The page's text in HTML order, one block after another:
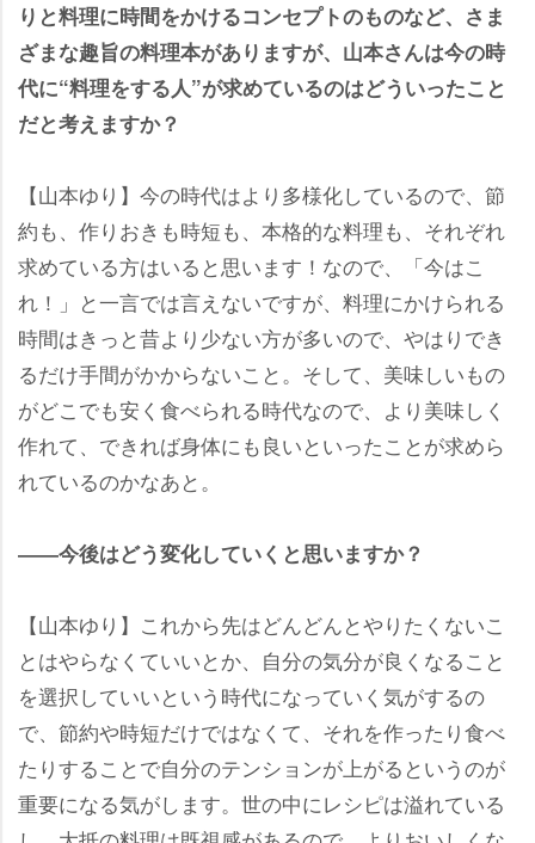
りと料理に時間をかけるコンセプトのものなど、さま
ざまな趣旨の料理本がありますが、山本さんは今の時
代に“料理をする人”が求めているのはどういったこと
だと考えますか？
【山本ゆり】今の時代はより多様化しているので、節
約も、作りおきも時短も、本格的な料理も、それぞれ
求めている方はいると思います！なので、「今はこ
れ！」と一言では言えないですが、料理にかけられる
時間はきっと昔より少ない方が多いので、やはりでき
るだけ手間がかからないこと。そして、美味しいもの
がどこでも安く食べられる時代なので、より美味しく
作れて、できれば身体にも良いといったことが求めら
れているのかなあと。
――今後はどう変化していくと思いますか？
【山本ゆり】これから先はどんどんとやりたくないこ
とはやらなくていいとか、自分の気分が良くなること
を選択していいという時代になっていく気がするの
で、節約や時短だけではなくて、それを作ったり食べ
たりすることで自分のテンションが上がるというのが
重要になる気がします。世の中にレシピは溢れている